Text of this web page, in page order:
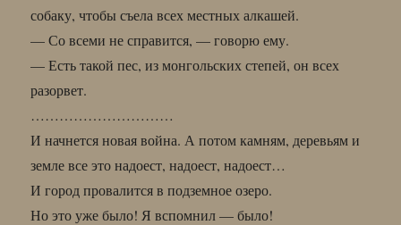
собаку, чтобы съела всех местных алкашей.
— Со всеми не справится, — говорю ему.
— Есть такой пес, из монгольских степей, он всех
разорвет.
…………………………
И начнется новая война. А потом камням, деревьям и
земле все это надоест, надоест, надоест…
И город провалится в подземное озеро.
Но это уже было! Я вспомнил — было!